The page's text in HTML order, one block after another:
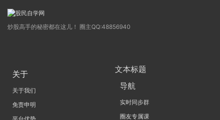
炒股高手的秘密都在这儿！ 圈主QQ:48856940
关于
关于我们
免责申明
文本标题
导航
实时同步群
圈友专属课